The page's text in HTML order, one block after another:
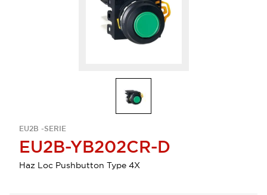
EU2B -SERIE
EU2B-YB202CR-D
Haz Loc Pushbutton Type 4X